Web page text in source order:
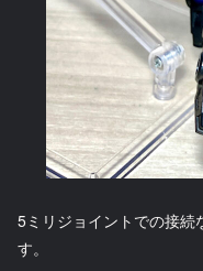
5ミリジョイントでの接続
す。